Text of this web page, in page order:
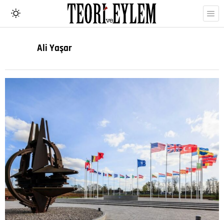
Ali Yaşar